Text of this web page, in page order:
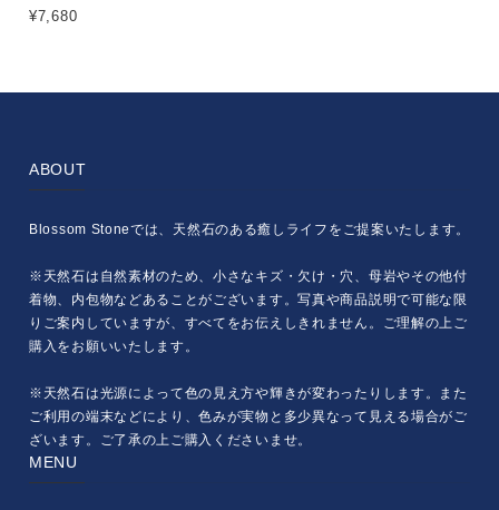
¥7,680
ABOUT
Blossom Stoneでは、天然石のある癒しライフをご提案いたします。
※天然石は自然素材のため、小さなキズ・欠け・穴、母岩やその他付
着物、内包物などあることがございます。写真や商品説明で可能な限
りご案内していますが、すべてをお伝えしきれません。ご理解の上ご
購入をお願いいたします。
※天然石は光源によって色の見え方や輝きが変わったりします。また
ご利用の端末などにより、色みが実物と多少異なって見える場合がご
ざいます。ご了承の上ご購入くださいませ。
MENU